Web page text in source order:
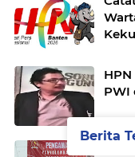
PWI
PR
Berita